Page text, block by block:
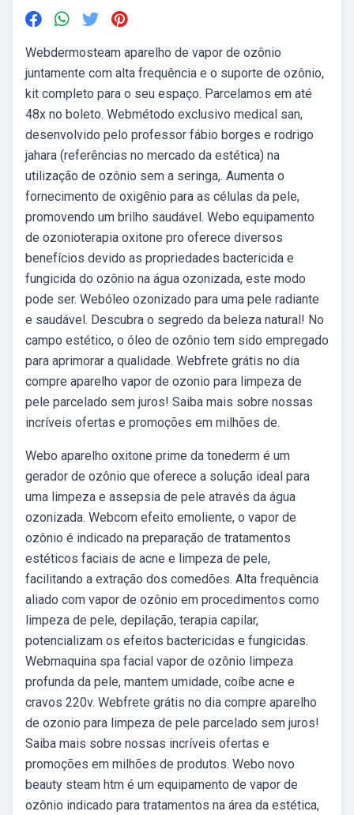
Webdermosteam aparelho de vapor de ozônio
juntamente com alta frequência e o suporte de ozônio,
kit completo para o seu espaço. Parcelamos em até
48x no boleto. Webmétodo exclusivo medical san,
desenvolvido pelo professor fábio borges e rodrigo
jahara (referências no mercado da estética) na
utilização de ozônio sem a seringa,. Aumenta o
fornecimento de oxigênio para as células da pele,
promovendo um brilho saudável. Webo equipamento
de ozonioterapia oxitone pro oferece diversos
benefícios devido as propriedades bactericida e
fungicida do ozônio na água ozonizada, este modo
pode ser. Webóleo ozonizado para uma pele radiante
e saudável. Descubra o segredo da beleza natural! No
campo estético, o óleo de ozônio tem sido empregado
para aprimorar a qualidade. Webfrete grátis no dia
compre aparelho vapor de ozonio para limpeza de
pele parcelado sem juros! Saiba mais sobre nossas
incríveis ofertas e promoções em milhões de.
Webo aparelho oxitone prime da tonederm é um
gerador de ozônio que oferece a solução ideal para
uma limpeza e assepsia de pele através da água
ozonizada. Webcom efeito emoliente, o vapor de
ozônio é indicado na preparação de tratamentos
estéticos faciais de acne e limpeza de pele,
facilitando a extração dos comedões. Alta frequência
aliado com vapor de ozônio em procedimentos como
limpeza de pele, depilação, terapia capilar,
potencializam os efeitos bactericidas e fungicidas.
Webmaquina spa facial vapor de ozônio limpeza
profunda da pele, mantem umidade, coíbe acne e
cravos 220v. Webfrete grátis no dia compre aparelho
de ozonio para limpeza de pele parcelado sem juros!
Saiba mais sobre nossas incríveis ofertas e
promoções em milhões de produtos. Webo novo
beauty steam htm é um equipamento de vapor de
ozônio indicado para tratamentos na área da estética,